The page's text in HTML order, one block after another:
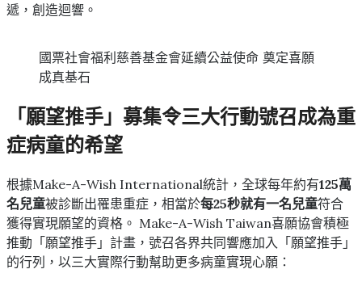
遞，創造迴響。
國票社會福利慈善基金會延續公益使命 奠定喜願
成真基石
「願望推手」募集令三大行動號召成為重
症病童的希望
根據Make-A-Wish International統計，全球每年約有125萬
名兒童被診斷出罹患重症，相當於每25秒就有一名兒童符合
獲得實現願望的資格。 Make-A-Wish Taiwan喜願協會積極
推動「願望推手」計畫，號召各界共同響應加入「願望推手」
的行列，以三大實際行動幫助更多病童實現心願：